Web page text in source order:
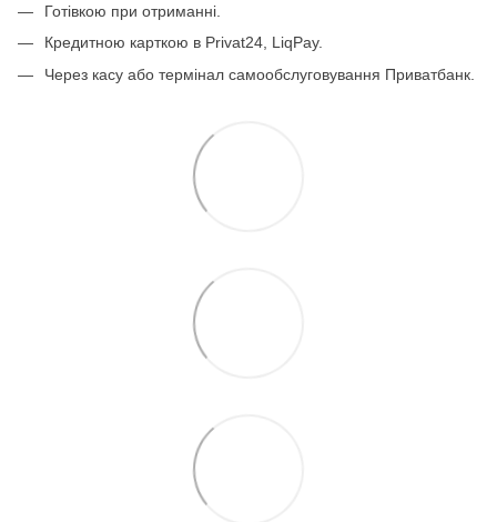
Готівкою при отриманні.
Кредитною карткою в Privat24, LiqPay.
Через касу або термінал самообслуговування Приватбанк.